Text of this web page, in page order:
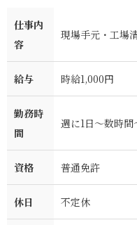
仕事内
容
現場手元・工場
給与 時給1,000円
勤務時
間
週に1日～数時間
資格 普通免許
休日 不定休